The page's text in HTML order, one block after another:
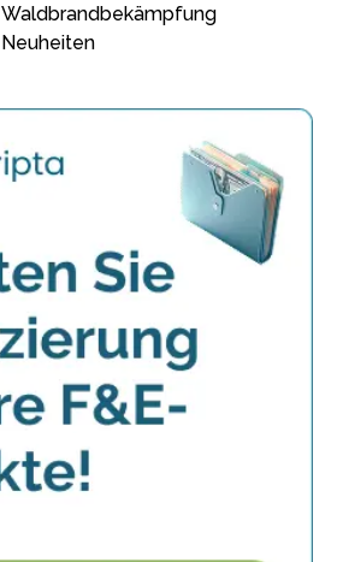
Waldbrandbekämpfung
Neuheiten